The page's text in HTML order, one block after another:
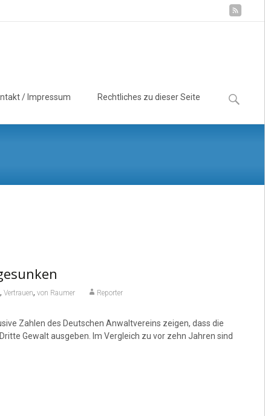
/ Impressum Rechtliches zu dieser Seite
Suchen
nach:
, Vertrauen, von Raumer Reporter
Zahlen des Deutschen Anwaltvereins zeigen, dass die
Gewalt ausgeben. Im Vergleich zu vor zehn Jahren sind